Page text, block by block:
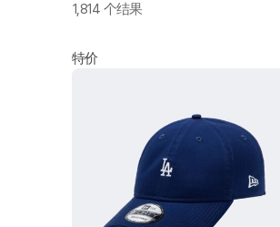
1,814 个结果
特价